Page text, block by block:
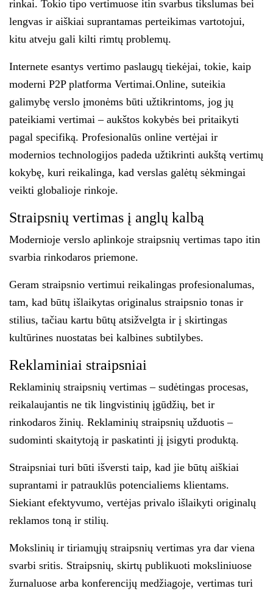
rinkai. Tokio tipo vertimuose itin svarbus tikslumas bei
lengvas ir aiškiai suprantamas perteikimas vartotojui,
kitu atveju gali kilti rimtų problemų.
Internete esantys vertimo paslaugų tiekėjai, tokie, kaip
moderni P2P platforma Vertimai.Online, suteikia
galimybę verslo įmonėms būti užtikrintoms, jog jų
pateikiami vertimai – aukštos kokybės bei pritaikyti
pagal specifiką. Profesionalūs online vertėjai ir
modernios technologijos padeda užtikrinti aukštą vertimų
kokybę, kuri reikalinga, kad verslas galėtų sėkmingai
veikti globalioje rinkoje.
Straipsnių vertimas į anglų kalbą
Modernioje verslo aplinkoje straipsnių vertimas tapo itin
svarbia rinkodaros priemone.
Geram straipsnio vertimui reikalingas profesionalumas,
tam, kad būtų išlaikytas originalus straipsnio tonas ir
stilius, tačiau kartu būtų atsižvelgta ir į skirtingas
kultūrines nuostatas bei kalbines subtilybes.
Reklaminiai straipsniai
Reklaminių straipsnių vertimas – sudėtingas procesas,
reikalaujantis ne tik lingvistinių įgūdžių, bet ir
rinkodaros žinių. Reklaminių straipsnių užduotis –
sudominti skaitytoją ir paskatinti jį įsigyti produktą.
Straipsniai turi būti išversti taip, kad jie būtų aiškiai
suprantami ir patrauklūs potencialiems klientams.
Siekiant efektyvumo, vertėjas privalo išlaikyti originalų
reklamos toną ir stilių.
Mokslinių ir tiriamųjų straipsnių vertimas yra dar viena
svarbi sritis. Straipsnių, skirtų publikuoti moksliniuose
žurnaluose arba konferencijų medžiagoje, vertimas turi